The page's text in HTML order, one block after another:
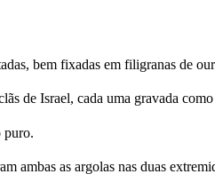
bem fixadas em filigranas de
de Israel, cada uma gravada
puro.
ambas as argolas nas duas